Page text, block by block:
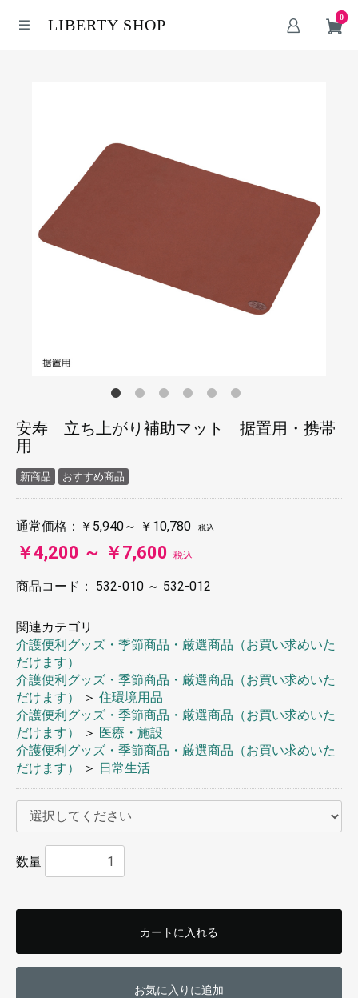
LIBERTY SHOP 0
安寿 立ち上がり補助マット 据置用・携帯
用
新商品 おすすめ商品
通常価格： ￥5,940～ ￥10,780 税込
￥4,200 ～ ￥7,600 税込
商品コード： 532-010 ～ 532-012
関連カテゴリ
介護便利グッズ・季節商品・厳選商品（お買い求めいた
だけます）
介護便利グッズ・季節商品・厳選商品（お買い求めいた
だけます）
＞ 住環境用品
介護便利グッズ・季節商品・厳選商品（お買い求めいた
だけます）
＞ 医療・施設
介護便利グッズ・季節商品・厳選商品（お買い求めいた
だけます）
＞ 日常生活
数量
カートに入れる
お気に入りに追加